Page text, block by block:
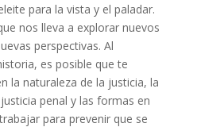
para la vista y el paladar.
nos lleva a explorar nuevos
perspectivas. Al
es posible que te
la naturaleza de la justicia, la
penal y las formas en
para prevenir que se